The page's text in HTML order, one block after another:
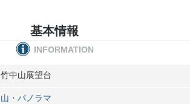
基本情報
INFORMATION
竹中山展望台
山・パノラマ